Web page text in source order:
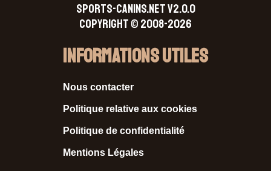
SPORTS-CANINS.NET V2.0.0
Copyright © 2008-2026
Informations Utiles
Nous contacter
Politique relative aux cookies
Politique de confidentialité
Mentions Légales